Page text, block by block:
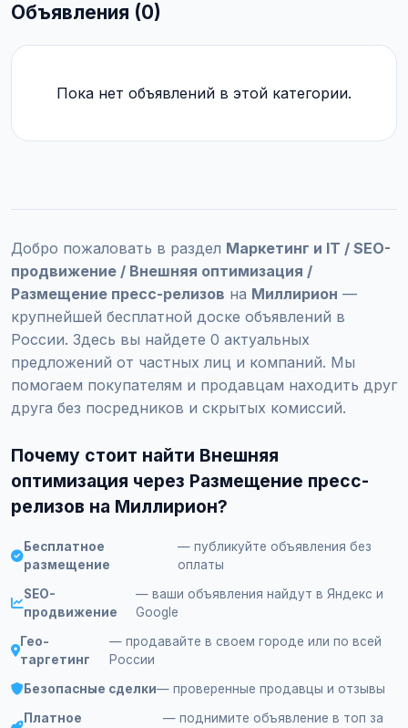
Объявления (0)
Пока нет объявлений в этой категории.
Добро пожаловать в раздел Маркетинг и IT / SEO-
продвижение / Внешняя оптимизация /
Размещение пресс-релизов на Миллирион —
крупнейшей бесплатной доске объявлений в
России. Здесь вы найдете 0 актуальных
предложений от частных лиц и компаний. Мы
помогаем покупателям и продавцам находить друг
друга без посредников и скрытых комиссий.
Почему стоит найти Внешняя
оптимизация через Размещение пресс-
релизов на Миллирион?
Бесплатное
размещение
— публикуйте объявления без
оплаты
SEO-
продвижение
— ваши объявления найдут в Яндекс и
Google
Гео-
таргетинг
— продавайте в своем городе или по всей
России
Безопасные сделки— проверенные продавцы и отзывы
Платное
— поднимите объявление в топ за